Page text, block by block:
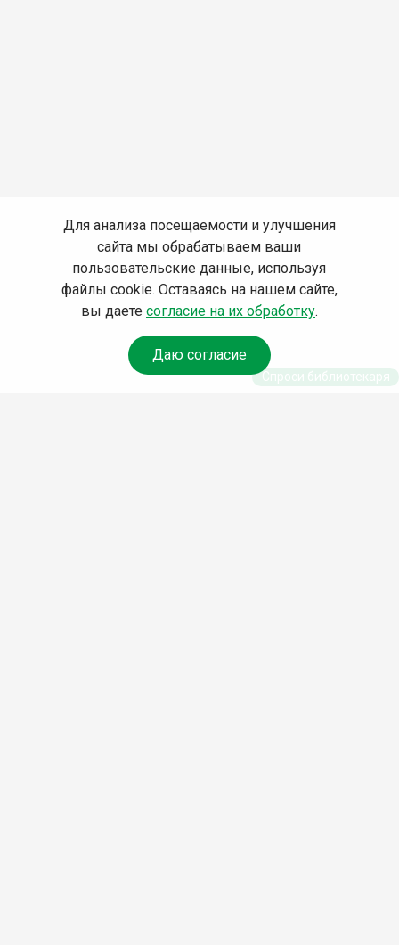
Для анализа посещаемости и улучшения
сайта мы обрабатываем ваши
пользовательские данные, используя
файлы cookie. Оставаясь на нашем сайте,
вы даете согласие на их обработку.
Даю согласие
Спроси библиотекаря